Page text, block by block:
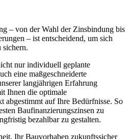
– von der Wahl der Zinsbindung bis
– ist entscheidend, um sich
sichern.
nur individuell geplante
eine maßgeschneiderte
langjährigen Erfahrung
Ihnen die optimale
abgestimmt auf Ihre Bedürfnisse. So
Baufinanzierungszinsen zu
bezahlbar zu gestalten.
Ihr Bauvorhaben zukunftssicher